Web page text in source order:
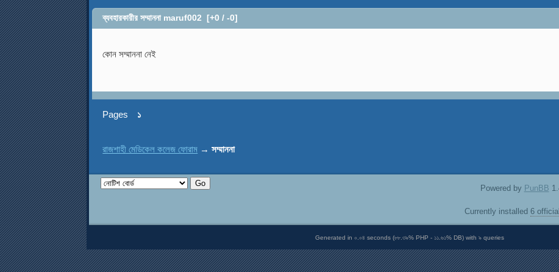
ব্যবহারকারীর সম্মাননা maruf002[+0 / -0]
কোন সম্মাননা নেই
Pages ১
রাজশাহী মেডিকেল কলেজ ফোরাম →সম্মাননা
Powered by PunBB
Currently installed 6
Generated in ০.০৪ seconds (৮৮.৩৯% PHP - ১১.৬১% DB) with ৯ queries